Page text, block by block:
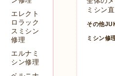
ミシン
その他
ミシン修
エレクト
ロラック
スミシン
修理
エルナミ
シン修理